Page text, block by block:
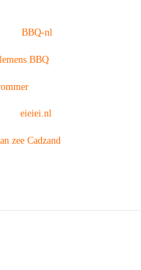
BBQ-nl
BBQ
eieiei.nl
zee Cadzand